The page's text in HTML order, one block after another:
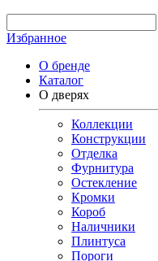
Избранное
О бренде
Каталог
О дверях
Коллекции
Конструкции
Отделка
Фурнитура
Остекление
Кромки
Короб
Наличники
Плинтуса
Пороги